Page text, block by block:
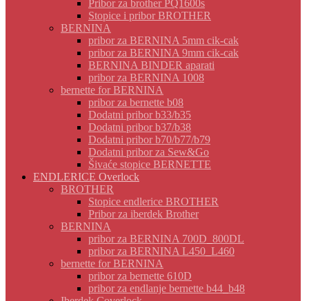
Pribor za brother PQ1600s
Stopice i pribor BROTHER
BERNINA
pribor za BERNINA 5mm cik-cak
pribor za BERNINA 9mm cik-cak
BERNINA BINDER aparati
pribor za BERNINA 1008
bernette for BERNINA
pribor za bernette b08
Dodatni pribor b33/b35
Dodatni pribor b37/b38
Dodatni pribor b70/b77/b79
Dodatni pribor za Sew&Go
Šivaće stopice BERNETTE
ENDLERICE Overlock
BROTHER
Stopice endlerice BROTHER
Pribor za iberdek Brother
BERNINA
pribor za BERNINA 700D_800DL
pribor za BERNINA L450_L460
bernette for BERNINA
pribor za bernette 610D
pribor za endlanje bernette b44_b48